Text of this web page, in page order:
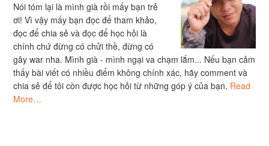
Nói tóm lại là mình già rồi mấy bạn trẻ
ơi! Vì vậy mấy bạn đọc để tham khảo,
đọc để chia sẻ và đọc để học hỏi là
chính chứ đừng có chửi thề, đừng có
gây war nha. Mình già - mình ngại va chạm lắm... Nếu bạn cảm
thấy bài viết có nhiều điểm không chính xác, hãy comment và
chia sẻ để tôi còn được học hỏi từ những góp ý của bạn. Read
More…